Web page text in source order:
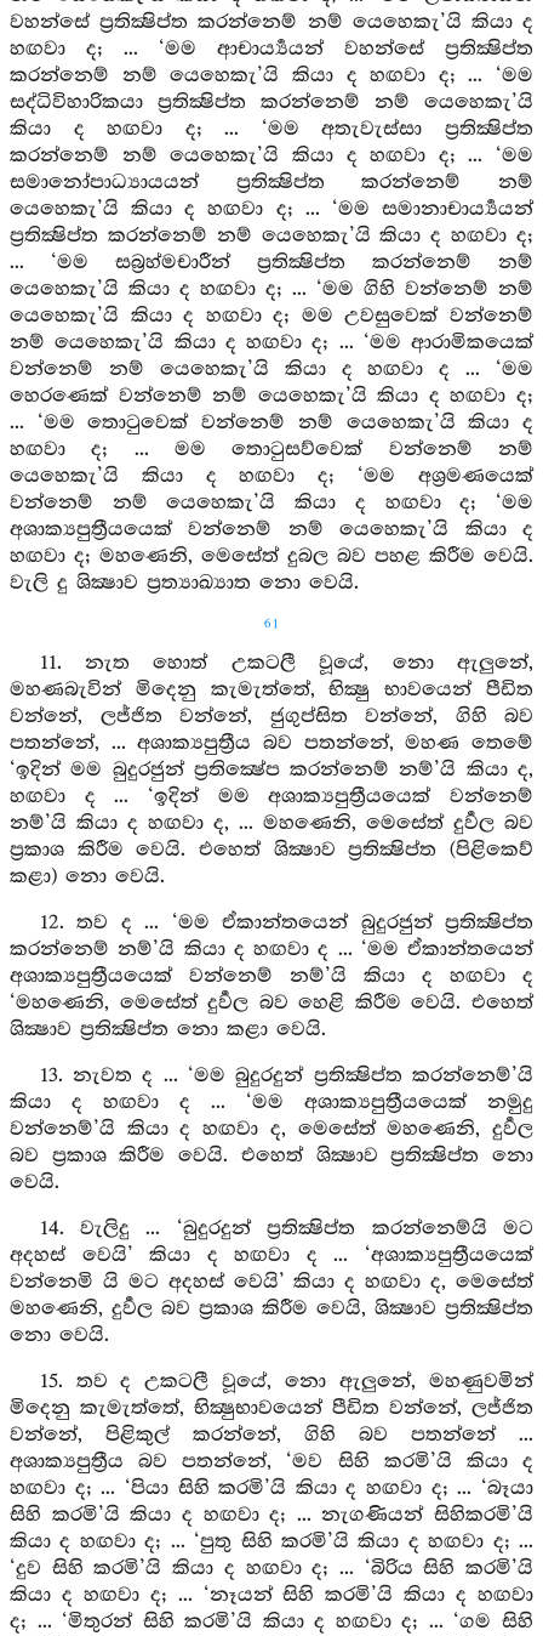
වහන්සේ ප්‍රතික්‍ෂිප්ත කරන්නෙම් නම් යෙහෙකැ’යි කියා ද
හඟවා ද; ... ‘මම ආචාර්‍ය්‍යයන් වහන්සේ ප්‍රතික්‍ෂිප්ත
කරන්නෙම් නම් යෙහෙකැ’යි කියා ද හඟවා ද; ... ‘මම
සද්ධිවිහාරිකයා ප්‍රතික්‍ෂිප්ත කරන්නෙම් නම් යෙහෙකැ’යි
කියා ද හඟවා ද; ... ‘මම අතැවැස්සා ප්‍රතික්‍ෂිප්ත
කරන්නෙම් නම් යෙහෙකැ’යි කියා ද හඟවා ද; ... ‘මම
සමානෝපාධ්‍යායයන් ප්‍රතික්‍ෂිප්ත කරන්නෙම් නම්
යෙහෙකැ’යි කියා ද හඟවා ද; ... ‘මම සමානාචාර්‍ය්‍යයන්
ප්‍රතික්‍ෂිප්ත කරන්නෙම් නම් යෙහෙකැ’යි කියා ද හඟවා ද;
... ‘මම සබ්‍රහ්මචාරීන් ප්‍රතික්‍ෂිප්ත කරන්නෙම් නම්
යෙහෙකැ’යි කියා ද හඟවා ද; ... ‘මම ගිහි වන්නෙම් නම්
යෙහෙකැ’යි කියා ද හඟවා ද; මම උවසුවෙක් වන්නෙම්
නම් යෙහෙකැ’යි කියා ද හඟවා ද; ... ‘මම ආරාමිකයෙක්
වන්නෙම් නම් යෙහෙකැ’යි කියා ද හඟවා ද ... ‘මම
හෙරණෙක් වන්නෙම් නම් යෙහෙකැ’යි කියා ද හඟවා ද;
... ‘මම තොටුවෙක් වන්නෙම් නම් යෙහෙකැ’යි කියා ද
හඟවා ද; ... මම තොටුසව්වෙක් වන්නෙම් නම්
යෙහෙකැ’යි කියා ද හඟවා ද; ‘මම අශ්‍රමණයෙක්
වන්නෙම් නම් යෙහෙකැ’යි කියා ද හඟවා ද; ‘මම
අශාක්‍යපුත්‍රීයයෙක් වන්නෙම් නම් යෙහෙකැ’යි කියා ද
හඟවා ද; මහණෙනි, මෙසේත් දුබල බව පහළ කිරීම වෙයි.
වැලි දු ශික්‍ෂාව ප්‍රත්‍යාඛ්‍යාත නො වෙයි.
61
11. නැත හොත් උකටලී වූයේ, නො ඇලුනේ,
මහණබැවින් මිදෙනු කැමැත්තේ, භික්‍ෂු භාවයෙන් පීඩිත
වන්නේ, ලජ්ජිත වන්නේ, ජුගුප්සිත වන්නේ, ගිහි බව
පතන්නේ, ... අශාක්‍යපුත්‍රීය බව පතන්නේ, මහණ තෙමේ
‘ඉදින් මම බුදුරජුන් ප්‍රතික්‍ෂේප කරන්නෙම් නම්’යි කියා ද,
හඟවා ද ... ‘ඉදින් මම අශාක්‍යපුත්‍රීයයෙක් වන්නෙම්
නම්’යි කියා ද හඟවා ද, ... මහණෙනි, මෙසේත් දුර්‍වල බව
ප්‍රකාශ කිරීම වෙයි. එහෙත් ශික්‍ෂාව ප්‍රතික්‍ෂිප්ත (පිළිකෙව්
කළා) නො වෙයි.
12. තව ද ... ‘මම ඒකාන්තයෙන් බුදුරජුන් ප්‍රතික්‍ෂිප්ත
කරන්නෙම් නම්’යි කියා ද හඟවා ද ... ‘මම ඒකාන්තයෙන්
අශාක්‍යපුත්‍රීයයෙක් වන්නෙම් නම්’යි කියා ද හඟවා ද
‘මහණෙනි, මෙසේත් දුර්‍වල බව හෙළි කිරීම වෙයි. එහෙත්
ශික්‍ෂාව ප්‍රතික්‍ෂිප්ත නො කළා වෙයි.
13. නැවත ද ... ‘මම බුදුරදුන් ප්‍රතික්‍ෂිප්ත කරන්නෙම්’යි
කියා ද හඟවා ද ... ‘මම අශාක්‍යපුත්‍රීයයෙක් නමුදු
වන්නෙම්’යි කියා ද හඟවා ද, මෙසේත් මහණෙනි, දුර්‍වල
බව ප්‍රකාශ කිරීම වෙයි. එහෙත් ශික්‍ෂාව ප්‍රතික්‍ෂිප්ත නො
වෙයි.
14. වැලිදු ... ‘බුදුරදුන් ප්‍රතික්‍ෂිප්ත කරන්නෙම්යි මට
අදහස් වෙයි’ කියා ද හඟවා ද ... ‘අශාක්‍යපුත්‍රීයයෙක්
වන්නෙමි යි මට අදහස් වෙයි’ කියා ද හඟවා ද, මෙසේත්
මහණෙනි, දුර්‍වල බව ප්‍රකාශ කිරීම වෙයි, ශික්‍ෂාව ප්‍රතික්‍ෂිප්ත
නො වෙයි.
15. තව ද උකටලී වූයේ, නො ඇලුනේ, මහණුවමින්
මිදෙනු කැමැත්තේ, භික්‍ෂුභාවයෙන් පීඩිත වන්නේ, ලජ්ජිත
වන්නේ, පිළිකුල් කරන්නේ, ගිහි බව පතන්නේ ...
අශාක්‍යපුත්‍රීය බව පතන්නේ, ‘මව සිහි කරමි’යි කියා ද
හඟවා ද; ... ‘පියා සිහි කරමි’යි කියා ද හඟවා ද; ... ‘බෑයා
සිහි කරමි’යි කියා ද හඟවා ද; ... නැගණියන් සිහිකරමි’යි
කියා ද හඟවා ද; ... ‘පුතු සිහි කරමි’යි කියා ද හඟවා ද; ...
‘දුව සිහි කරමි’යි කියා ද හඟවා ද; ... ‘බිරිය සිහි කරමි’යි
කියා ද හඟවා ද; ... ‘නෑයන් සිහි කරමි’යි කියා ද හඟවා
ද; ... ‘මිතුරන් සිහි කරමි’යි කියා ද හඟවා ද; ... ‘ගම සිහි